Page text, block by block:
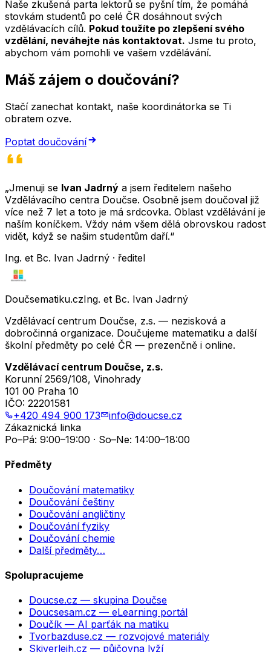
Naše zkušená parta lektorů se pyšní tím, že pomáhá
stovkám studentů po celé ČR dosáhnout svých
vzdělávacích cílů. Pokud toužíte po zlepšení svého
vzdělání, neváhejte nás kontaktovat. Jsme tu proto,
abychom vám pomohli ve vašem vzdělávání.
Máš zájem o doučování?
Stačí zanechat kontakt, naše koordinátorka se Ti
obratem ozve.
Poptat doučování
„Jmenuji se Ivan Jadrný a jsem ředitelem našeho
Vzdělávacího centra Doučse. Osobně jsem doučoval již
více než 7 let a toto je má srdcovka. Oblast vzdělávání je
naším koníčkem. Vždy nám všem dělá obrovskou radost
vidět, když se našim studentům daří.“
Ing. et Bc. Ivan Jadrný · ředitel
Doučsematiku.czIng. et Bc. Ivan Jadrný
Vzdělávací centrum Doučse, z.s. — nezisková a
dobročinná organizace. Doučujeme matematiku a další
školní předměty po celé ČR — prezenčně i online.
Vzdělávací centrum Doučse, z.s.
Korunní 2569/108, Vinohrady
101 00 Praha 10
IČO: 22201581
+420 494 900 173
info@doucse.cz
Zákaznická linka
Po–Pá: 9:00–19:00 · So–Ne: 14:00–18:00
Předměty
Doučování matematiky
Doučování češtiny
Doučování angličtiny
Doučování fyziky
Doučování chemie
Další předměty…
Spolupracujeme
Doucse.cz — skupina Doučse
Doucsesam.cz — eLearning portál
Doučík — AI parťák na matiku
Tvorbazduse.cz — rozvojové materiály
Skiverleih.cz — půjčovna lyží